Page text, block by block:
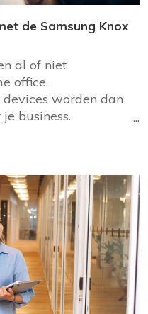
de Samsung Knox
al of niet
office.
worden dan
business.
devices.
is voor je